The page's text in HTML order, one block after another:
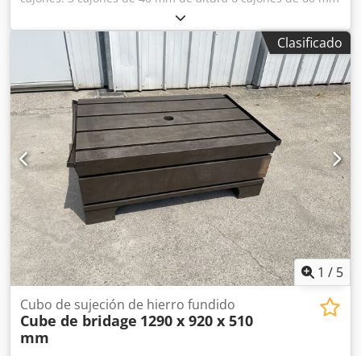
de altura 1 cajón de 150 mm de altura 1 cajón de 90 mm
de altura Dimensiones (L x An x Al): 910 x 720 x 1110 mm
Peso: aprox. 150 kg Dedpozmxttsfx Alaokr
Clasificado
1 / 5
Cubo de sujeción de hierro fundido
Cube de bridage 1290 x 920 x 510
mm